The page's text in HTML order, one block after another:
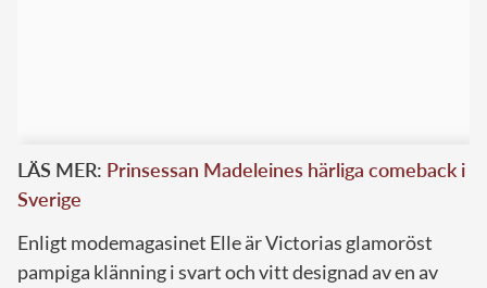
LÄS MER: Prinsessan Madeleines härliga comeback i
Sverige
Enligt modemagasinet Elle är Victorias glamoröst
pampiga klänning i svart och vitt designad av en av